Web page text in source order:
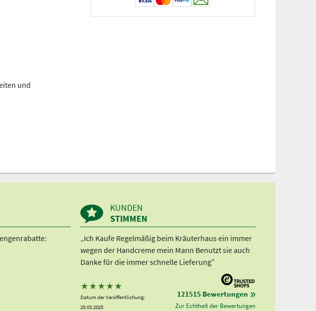
und
KUNDEN
STIMMEN
„Ich Kaufe Regelmäßig beim Kräuterhaus ein immer
wegen der Handcreme mein Mann Benutzt sie auch
Danke für die immer schnelle Lieferung”
★ ★ ★ ★ ★
Datum der Veröffentlichung:
29.03.2025
121515 Bewertungen
Zur Echtheit der Bewertungen